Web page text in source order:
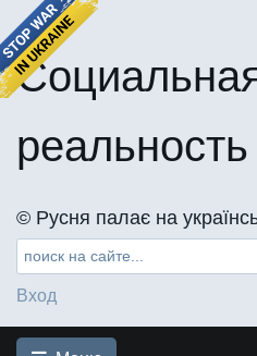
реальность
©️ Русня палає на
Вход